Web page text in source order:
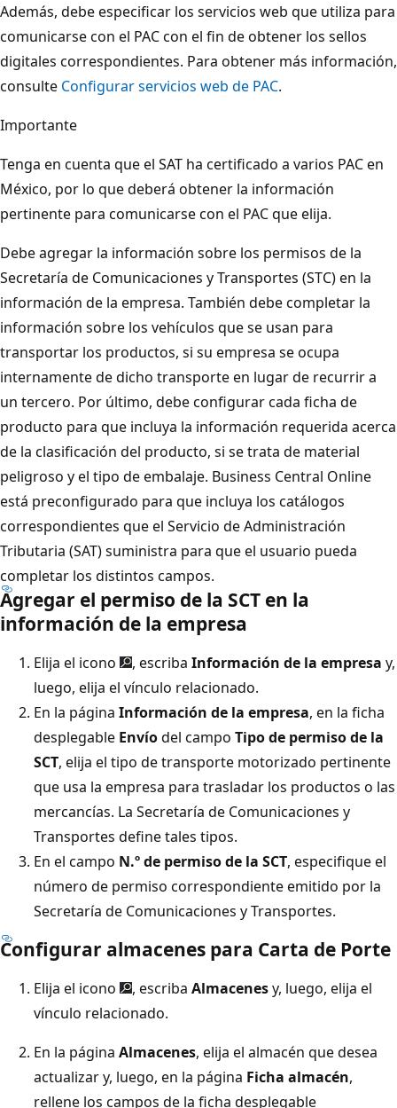
Además, debe especificar los servicios web que utiliza para
comunicarse con el PAC con el fin de obtener los sellos
digitales correspondientes. Para obtener más información,
consulte Configurar servicios web de PAC.
Importante
Tenga en cuenta que el SAT ha certificado a varios PAC en
México, por lo que deberá obtener la información
pertinente para comunicarse con el PAC que elija.
Debe agregar la información sobre los permisos de la
Secretaría de Comunicaciones y Transportes (STC) en la
información de la empresa. También debe completar la
información sobre los vehículos que se usan para
transportar los productos, si su empresa se ocupa
internamente de dicho transporte en lugar de recurrir a
un tercero. Por último, debe configurar cada ficha de
producto para que incluya la información requerida acerca
de la clasificación del producto, si se trata de material
peligroso y el tipo de embalaje. Business Central Online
está preconfigurado para que incluya los catálogos
correspondientes que el Servicio de Administración
Tributaria (SAT) suministra para que el usuario pueda
completar los distintos campos.
Agregar el permiso de la SCT en la
información de la empresa
Elija el icono , escriba Información de la empresa y,
luego, elija el vínculo relacionado.
En la página Información de la empresa, en la ficha
desplegable Envíodel campo Tipo de permiso de la
SCT, elija el tipo de transporte motorizado pertinente
que usa la empresa para trasladar los productos o las
mercancías. La Secretaría de Comunicaciones y
Transportes define tales tipos.
En el campo N.º de permiso de la SCT, especifique el
número de permiso correspondiente emitido por la
Secretaría de Comunicaciones y Transportes.
Configurar almacenes para Carta de Porte
Elija el icono , escriba Almacenesy, luego, elija el
vínculo relacionado.
En la página Almacenes, elija el almacén que desea
actualizar y, luego, en la página Ficha almacén,
rellene los campos de la ficha desplegable